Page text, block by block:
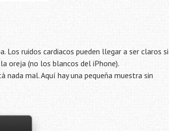
Los ruidos cardiacos pueden llegar a ser claros si
oreja (no los blancos del iPhone).
mal. Aquí hay una pequeña muestra sin